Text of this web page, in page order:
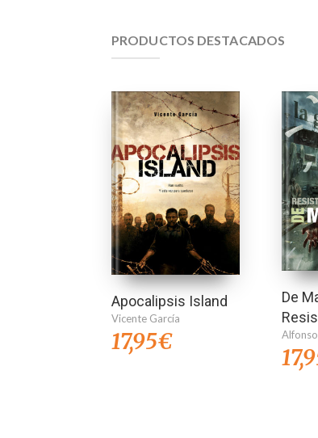
PRODUCTOS DESTACADOS
Apocalipsis Island
Vicente García
17,95€
De